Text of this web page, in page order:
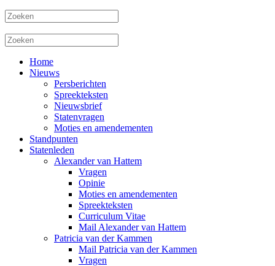
Home
Nieuws
Persberichten
Spreekteksten
Nieuwsbrief
Statenvragen
Moties en amendementen
Standpunten
Statenleden
Alexander van Hattem
Vragen
Opinie
Moties en amendementen
Spreekteksten
Curriculum Vitae
Mail Alexander van Hattem
Patricia van der Kammen
Mail Patricia van der Kammen
Vragen